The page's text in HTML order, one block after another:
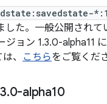
した。一般公開されて
ジョン 1.3.0-alpha11
、 こちらをご覧くだ
3.0-alpha10